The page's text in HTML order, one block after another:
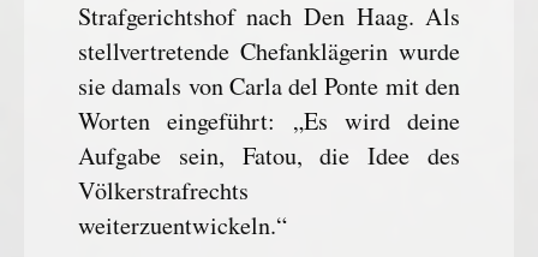
Strafgerichtshof nach Den Haag. Als
stellvertretende Chefanklägerin wurde
sie damals von Carla del Ponte mit den
Worten eingeführt: „Es wird deine
Aufgabe sein, Fatou, die Idee des
Völkerstrafrechts
weiterzuentwickeln.“